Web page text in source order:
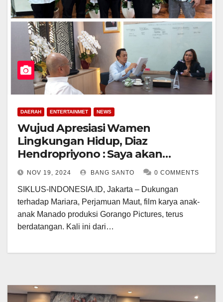
DAERAH ENTERTAINMET NEWS
Wujud Apresiasi Wamen
Lingkungan Hidup, Diaz
Hendropriyono : Saya akan
Nonton Mariara
NOV 19, 2024 BANG SANTO 0 COMMENTS
SIKLUS-INDONESIA.ID, Jakarta – Dukungan
terhadap Mariara, Perjamuan Maut, film karya anak-
anak Manado produksi Gorango Pictures, terus
berdatangan. Kali ini dari…